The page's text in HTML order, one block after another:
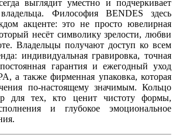
выглядит уместно и подчеркивает
владельца. Философия BENDES здесь
акценте: это не просто ювелирная
несёт символику зрелости, любви
Владельцы получают доступ ко всем
индивидуальная гравировка, точная
гарантия и ежегодный уход
а также фирменная упаковка, которая
по‑настоящему значимым. Кольцо
для тех, кто ценит чистоту формы,
и глубокое эмоциональное